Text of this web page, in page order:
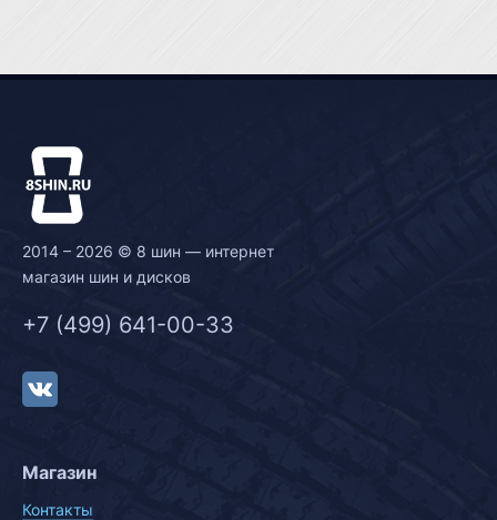
2014 – 2026 © 8 шин — интернет
магазин шин и дисков
+7 (499) 641-00-33
Магазин
Контакты